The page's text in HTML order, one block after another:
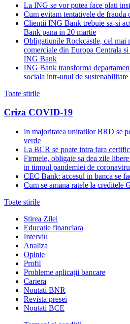
La ING se vor putea face plati
Cum evitam tentativele de frauda
Clientii ING Bank trebuie sa-si
Bank pana in 20 martie
Obligatiunile Rockcastle, cel mai
comerciale din Europa Centrala
ING Bank
ING Bank transforma
sociala intr-unul de sustenabilitate
Toate stirile
Criza COVID-19
In majoritatea unitatilor BRD se
verde
La BCR se poate intra fara
Firmele, obligate sa dea zile
in timpul pandemiei de
CEC Bank: accesul in banca se
Cum se amana ratele la creditele
Toate stirile
Stirea Zilei
Educatie financiara
Interviu
Analiza
Opinie
Profil
Probleme aplicații bancare
Cariera
Noutati BNR
Revista presei
Noutati BCE